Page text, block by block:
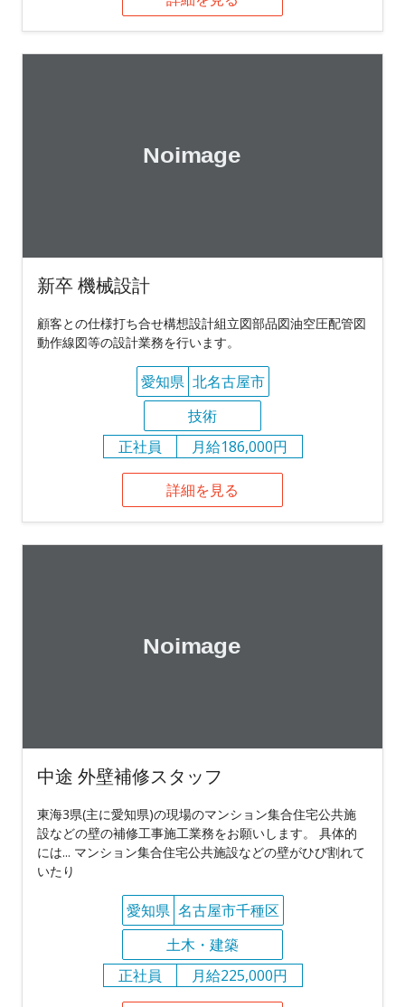
新卒 機械設計
顧客との仕様打ち合せ構想設計組立図部品図油空圧配管図
動作線図等の設計業務を行います。
愛知県 北名古屋市
技術
正社員
月給186,000円
詳細を見る
中途 外壁補修スタッフ
東海3県(主に愛知県)の現場のマンション集合住宅公共施
設などの壁の補修工事施工業務をお願いします。 具体的
には... マンション集合住宅公共施設などの壁がひび割れて
いたり
愛知県 名古屋市千種区
土木・建築
正社員
月給225,000円